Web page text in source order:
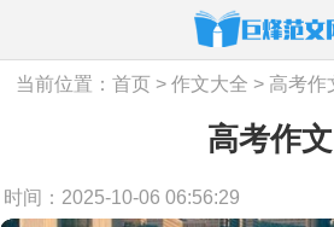
当前位置：首页 >作文大全 >高考作
高考作文
时间：2025-10-06 06:56:29